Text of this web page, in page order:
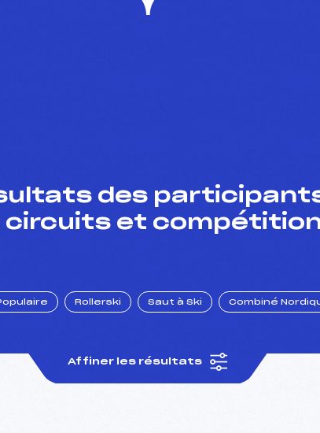
des
circuits et
Rollerski Saut à Ski Combiné
Affiner les résultats